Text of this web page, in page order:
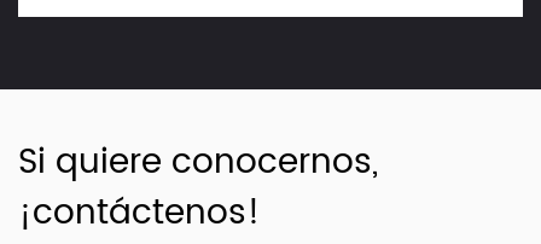
Si quiere conocernos,
¡contáctenos!